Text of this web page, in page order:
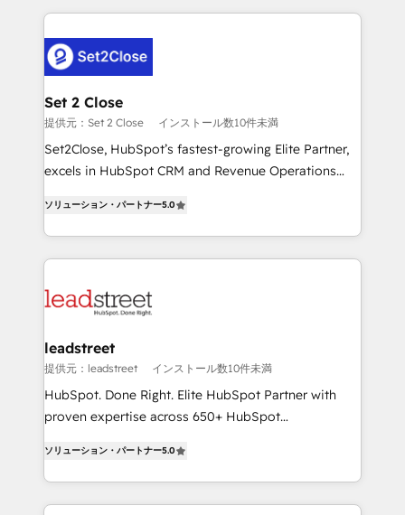
respuestas para empezar. Te ayudamos a identificar
el primer caso de uso que más impacto te dará.
días.
HubSpot projects for mid-market and enterprise
combine HubSpot, data, and AI to design connected
go-to-market systems that align people, process,
and technology for predictable, scalable revenue
growth. Our expertise spans RevOps, CRM and data
architecture, AI enablement, and strategic marketing,
delivered through our proprietary FLAIR framework
Partner and ISO 27001:2022 certified consultancy,
we blend strategy, creativity, and technology to help
Set 2 Close
提供元：Set 2 Close インストール数10件未満
Set2Close, HubSpot’s fastest-growing Elite Partner,
excels in HubSpot CRM and Revenue Operations
As a top HubSpot Elite Partner, we specialize in
custom HubSpot CRM solutions. Our experts design,
implement, and optimize systems to enhance user
marketing, and service teams. From setup to
management, and speed up deal closures. With 500+
projects completed, our Agile approach ensures your
HubSpot CRM drives measurable results. Our
RevOps services align your sales, marketing, and
optimize the revenue lifecycle—lead generation to
retention—by refining processes and eliminating
ソリューション・パートナー5.0
leadstreet
提供元：leadstreet インストール数10件未満
HubSpot. Done Right. Elite HubSpot Partner with
proven expertise across 650+ HubSpot
experience, we help you use the HubSpot platform
to its fullest capacity, improve your current HubSpot
website, or build your new one.
ソリューション・パートナー5.0